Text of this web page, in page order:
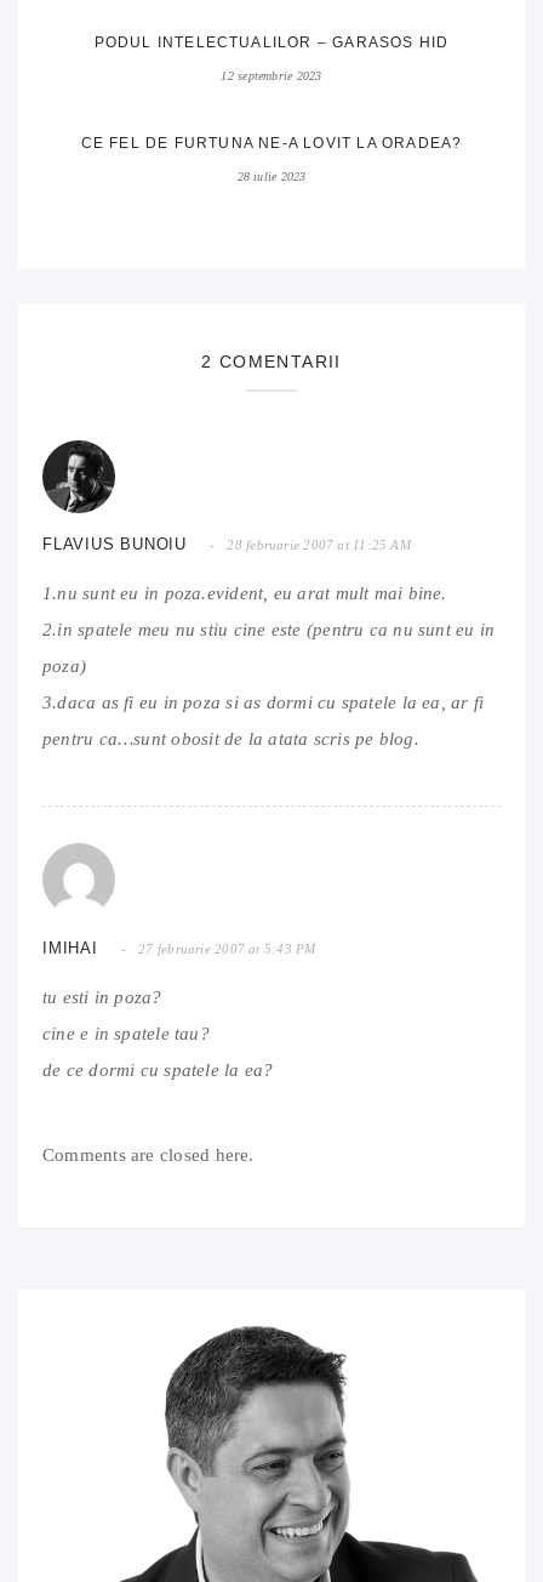
PODUL INTELECTUALILOR – GARASOS HID
12 septembrie 2023
CE FEL DE FURTUNA NE-A LOVIT LA ORADEA?
28 iulie 2023
2 COMENTARII
FLAVIUS BUNOIU 28 februarie 2007 at 11:25 AM
1.nu sunt eu in poza.evident, eu arat mult mai bine.
2.in spatele meu nu stiu cine este (pentru ca nu sunt eu in
poza)
3.daca as fi eu in poza si as dormi cu spatele la ea, ar fi
pentru ca…sunt obosit de la atata scris pe blog.
IMIHAI 27 februarie 2007 at 5:43 PM
tu esti in poza?
cine e in spatele tau?
de ce dormi cu spatele la ea?
Comments are closed here.